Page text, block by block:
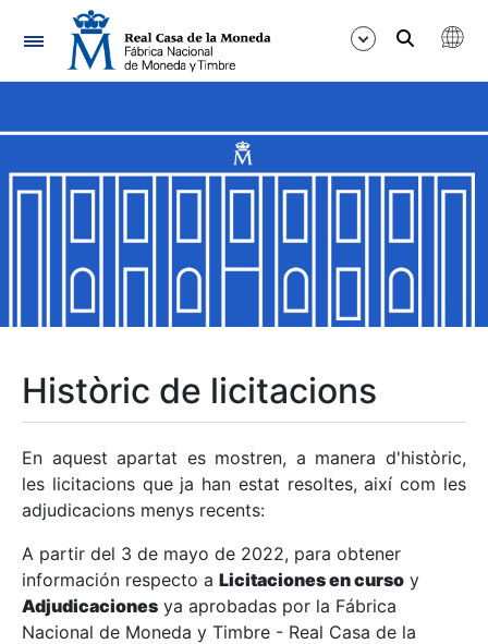
Navegació
Mostra/Amaga
Mostra/Amaga
Mostra/Amaga
Mostra/Amaga
Mostra/Amaga
Històric de licitacions
En aquest apartat es mostren, a manera d'històric,
les licitacions que ja han estat resoltes, així com les
adjudicacions menys recents:
A partir del 3 de mayo de 2022, para obtener
información respecto a Licitaciones en curso y
Adjudicaciones ya aprobadas por la Fábrica
Nacional de Moneda y Timbre - Real Casa de la